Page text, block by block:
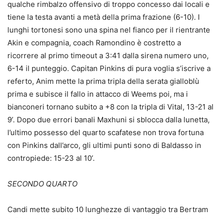
qualche rimbalzo offensivo di troppo concesso dai locali e
tiene la testa avanti a metà della prima frazione (6-10). I
lunghi tortonesi sono una spina nel fianco per il rientrante
Akin e compagnia, coach Ramondino è costretto a
ricorrere al primo timeout a 3:41 dalla sirena numero uno,
6-14 il punteggio. Capitan Pinkins di pura voglia s’iscrive a
referto, Anim mette la prima tripla della serata gialloblù
prima e subisce il fallo in attacco di Weems poi, ma i
bianconeri tornano subito a +8 con la tripla di Vital, 13-21 al
9’. Dopo due errori banali Maxhuni si sblocca dalla lunetta,
l’ultimo possesso del quarto scafatese non trova fortuna
con Pinkins dall’arco, gli ultimi punti sono di Baldasso in
contropiede: 15-23 al 10’.
SECONDO QUARTO
Candi mette subito 10 lunghezze di vantaggio tra Bertram